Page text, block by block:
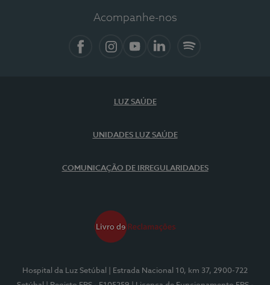
Acompanhe-nos
LUZ SAÚDE
UNIDADES LUZ SAÚDE
COMUNICAÇÃO DE IRREGULARIDADES
Hospital da Luz Setúbal
| Estrada Nacional 10, km 37, 2900-722